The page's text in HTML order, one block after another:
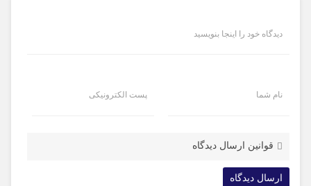
دیدگاه خود را اینجا بنویسید
نام شما پست الکترونیکی
قوانین ارسال دیدگاه